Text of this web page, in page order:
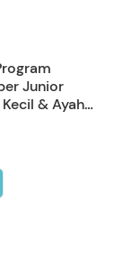
Junior
Kecil & Ayah